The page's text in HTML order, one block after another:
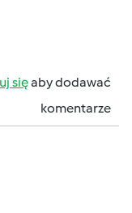
sięaby dodawać
komentarze